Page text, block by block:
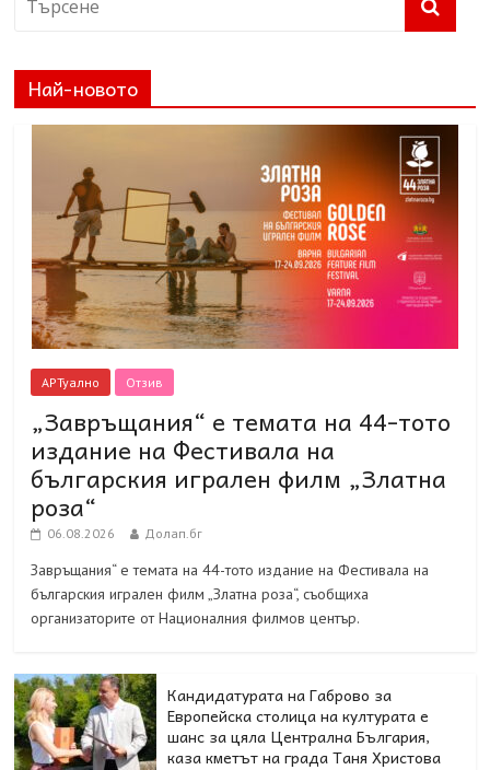
Най-новото
АРТуално Отзив
„Завръщания“ е темата на 44-тото
издание на Фестивала на
българския игрален филм „Златна
роза“
06.08.2026 Долап.бг
Завръщания“ е темата на 44-тото издание на Фестивала на
българския игрален филм „Златна роза“, съобщиха
организаторите от Националния филмов център.
Кандидатурата на Габрово за
Европейска столица на културата е
шанс за цяла Централна България,
каза кметът на града Таня Христова